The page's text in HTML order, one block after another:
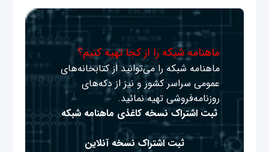
ماهنامه شبکه را از کجا تهیه کنیم؟
ماهنامه شبکه را می‌توانید از کتابخانه‌های
عمومی سراسر کشور و نیز از دکه‌های
روزنامه‌فروشی تهیه نمائید.
ثبت اشتراک نسخه کاغذی ماهنامه شبکه
ثبت اشتراک نسخه آنلاین